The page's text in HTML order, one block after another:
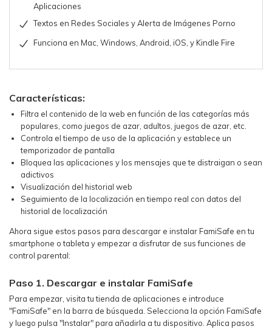
Aplicaciones
Textos en Redes Sociales y Alerta de Imágenes Porno
Funciona en Mac, Windows, Android, iOS, y Kindle Fire
Características:
Filtra el contenido de la web en función de las categorías más
populares, como juegos de azar, adultos, juegos de azar, etc.
Controla el tiempo de uso de la aplicación y establece un
temporizador de pantalla
Bloquea las aplicaciones y los mensajes que te distraigan o sean
adictivos
Visualización del historial web
Seguimiento de la localización en tiempo real con datos del
historial de localización
Ahora sigue estos pasos para descargar e instalar FamiSafe en tu
smartphone o tableta y empezar a disfrutar de sus funciones de
control parental:
Paso 1. Descargar e instalar FamiSafe
Para empezar, visita tu tienda de aplicaciones e introduce
"FamiSafe" en la barra de búsqueda. Selecciona la opción FamiSafe
y luego pulsa "Instalar" para añadirla a tu dispositivo. Aplica pasos